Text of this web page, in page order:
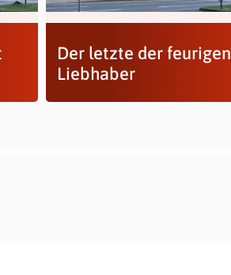
Der letzte der feurigen
Liebhaber